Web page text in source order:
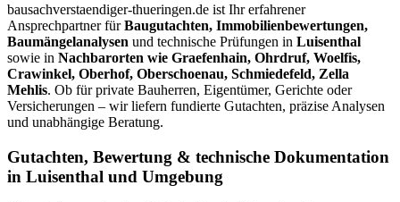
bausachverstaendiger-thueringen.de ist Ihr erfahrener
Ansprechpartner fürBaugutachten, Immobilienbewertungen,
Baumängelanalysen und technische Prüfungen in Luisenthal
sowie in Nachbarorten wie Graefenhain, Ohrdruf, Woelfis,
Crawinkel, Oberhof, Oberschoenau, Schmiedefeld, Zella
Mehlis. Ob für private Bauherren, Eigentümer, Gerichte oder
Versicherungen – wir liefern fundierte Gutachten, präzise Analysen
und unabhängige Beratung.
Gutachten, Bewertung & technische Dokumentation
in Luisenthal und Umgebung